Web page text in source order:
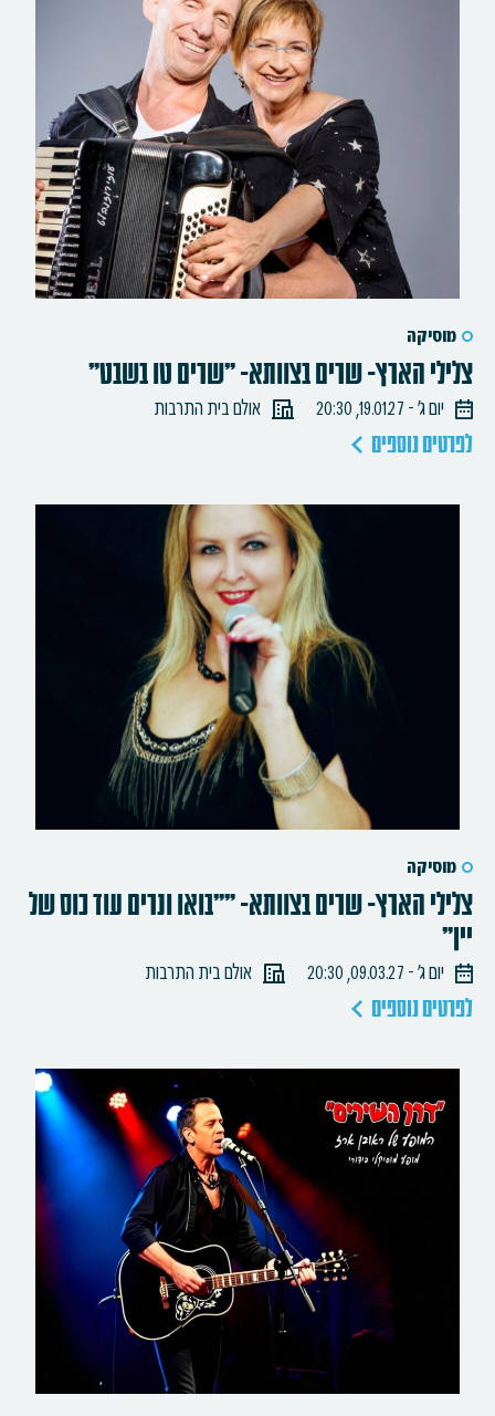
מוסיקה
צלילי הארץ- שרים בצוותא- "שרים טו בשבט"
יום ג׳ - 19.01.27, 20:30 אולם בית התרבות
לפרטים נוספים
מוסיקה
צלילי הארץ- שרים בצוותא- ""בואו ונרים עוד כוס של
יין"
יום ג׳ - 09.03.27, 20:30 אולם בית התרבות
לפרטים נוספים